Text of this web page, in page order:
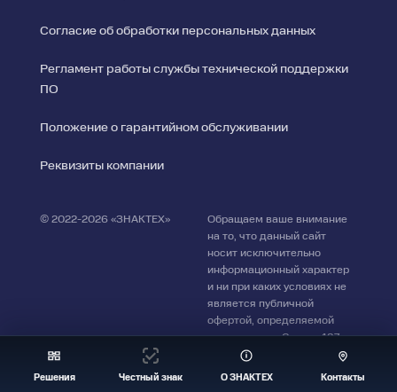
Согласие об обработки персональных данных
Регламент работы службы технической поддержки
ПО
Положение о гарантийном обслуживании
Реквизиты компании
© 2022-2026 «ЗНАКТЕХ»
Обращаем ваше внимание
на то, что данный сайт
носит исключительно
информационный характер
и ни при каких условиях не
является публичной
офертой, определяемой
положениями Статьи 437
Гражданского кодекса РФ.
Решения Честный знак О ЗНАКТЕХ Контакты